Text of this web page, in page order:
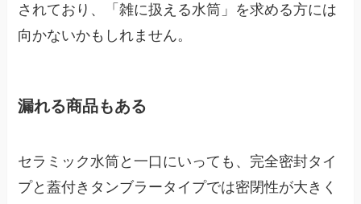
されており、「雑に扱える水筒」を求める方には
向かないかもしれません。
漏れる商品もある
セラミック水筒と一口にいっても、完全密封タイ
プと蓋付きタンブラータイプでは密閉性が大きく